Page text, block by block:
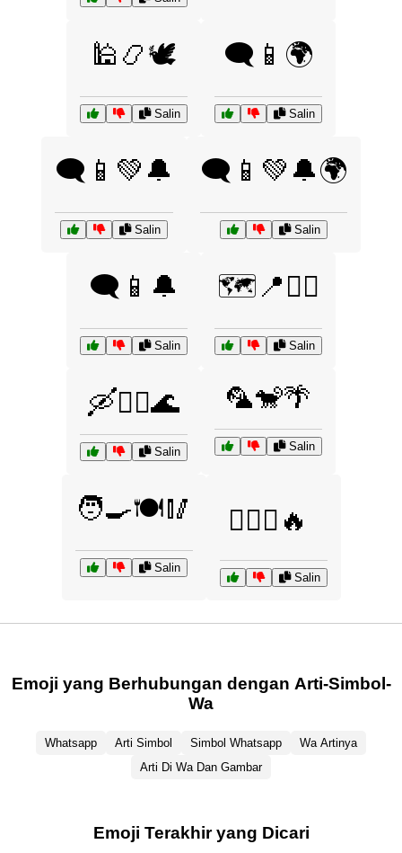
🕌📿🕊️
Salin
🗨️📱🌍
Salin
🗨️📱💚🔔
Salin
🗨️📱💚🔔🌍
Salin
🗨️📱🔔
Salin
🗺️📍🚶‍♀️
Salin
🛶🏊‍♂️🌊
Salin
🦜🐒🌴
Salin
🧑‍🍳🍽️🥢
Salin
🧗‍♂️⛺🔥
Salin
Emoji yang Berhubungan dengan Arti-Simbol-
Wa
Whatsapp Arti Simbol Simbol Whatsapp
Wa Artinya
Arti Di Wa Dan Gambar
Emoji Terakhir yang Dicari